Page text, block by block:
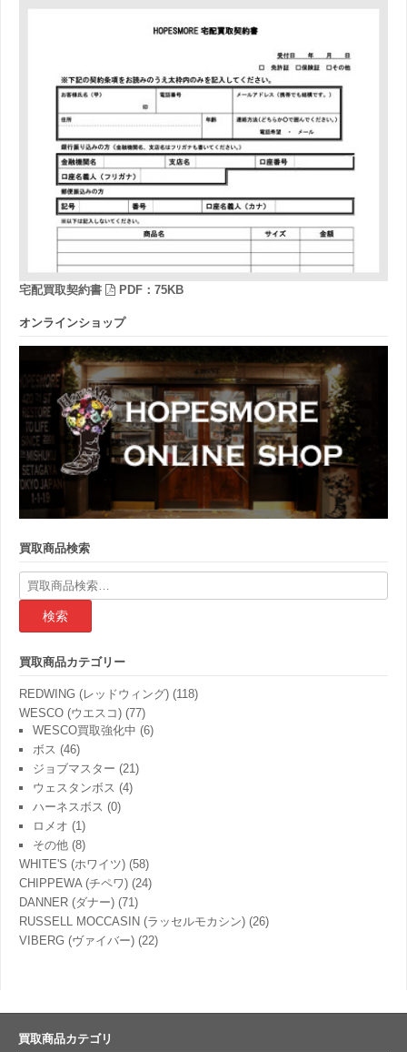
宅配買取契約書 PDF：75KB
オンラインショップ
買取商品検索
検
索
果:
買取商品カテゴリー
REDWING (レッドウィング) (118)
WESCO (ウエスコ) (77)
WESCO買取強化中 (6)
ボス (46)
ジョブマスター (21)
ウェスタンボス (4)
ハーネスボス (0)
ロメオ (1)
その他 (8)
WHITE'S (ホワイツ) (58)
CHIPPEWA (チペワ) (24)
DANNER (ダナー) (71)
RUSSELL MOCCASIN (ラッセルモカシン) (26)
VIBERG (ヴァイバー) (22)
買取商品カテゴリ